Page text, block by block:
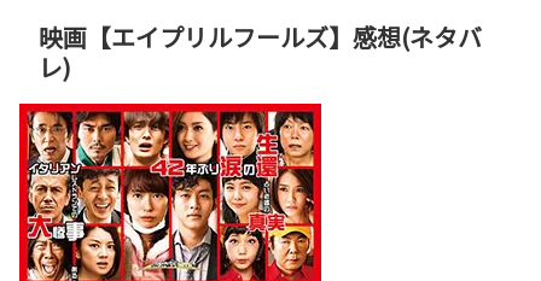
映画【エイプリルフールズ】感想(ネタバ
レ)